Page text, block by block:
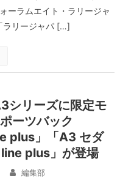
ーラムエイト・ラリージャ
ラリージャパ […]
シリーズに限定モ
ーツバック
plus」「A3 セダ
plus」が登場
編集部